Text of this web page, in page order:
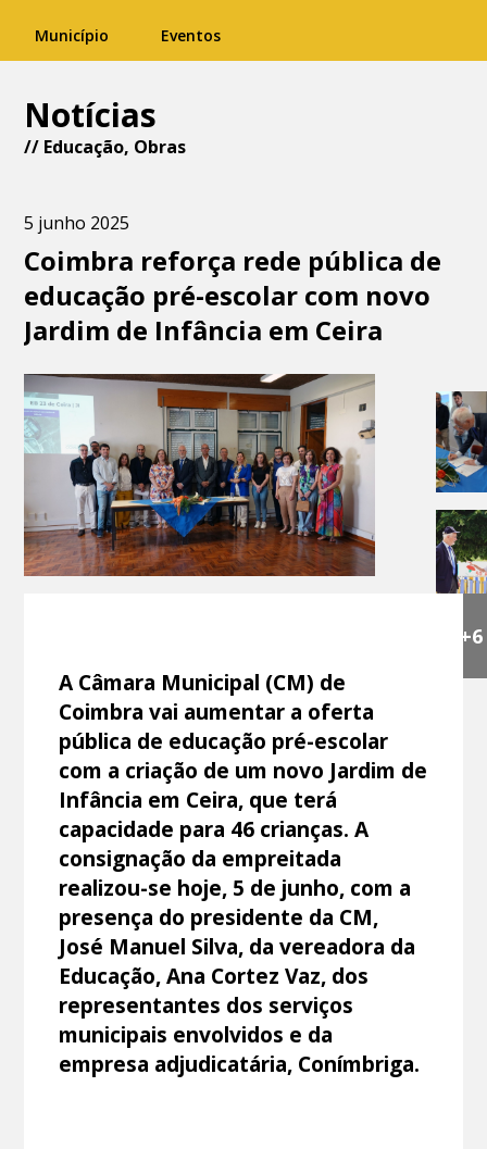
Município Eventos
Notícias
// Educação, Obras
5 junho 2025
Coimbra reforça rede pública de
educação pré-escolar com novo
Jardim de Infância em Ceira
+6
A Câmara Municipal (CM) de
Coimbra vai aumentar a oferta
pública de educação pré-escolar
com a criação de um novo Jardim de
Infância em Ceira, que terá
capacidade para 46 crianças. A
consignação da empreitada
realizou-se hoje, 5 de junho, com a
presença do presidente da CM,
José Manuel Silva, da vereadora da
Educação, Ana Cortez Vaz, dos
representantes dos serviços
municipais envolvidos e da
empresa adjudicatária, Conímbriga.